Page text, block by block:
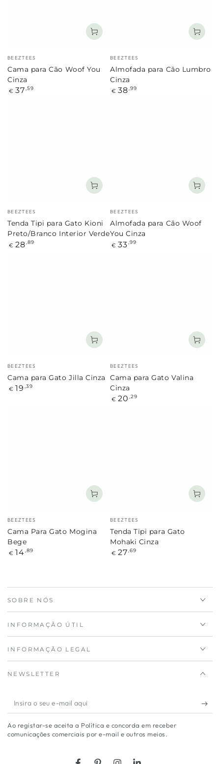
Marca:
BEEZTEES
Cama para Cão Woof You
Cinza
Preço
€ 37 ,59
Marca:
BEEZTEES
Almofada para Cão Lumbro
Cinza
Preço
€ 38 ,99
Marca:
BEEZTEES
Tenda Tipi para Gato Kioni
Preto/Branco Interior Verde
Preço
€ 28,89
Marca:
BEEZTEES
Almofada para Cão Woof
You Cinza
Preço
€ 33,99
Marca:
BEEZTEES
Cama para Gato Jilla Cinza
Preço
€ 19 ,39
Marca:
BEEZTEES
Cama para Gato Valina
Cinza
Preço
€ 20 ,29
Marca:
BEEZTEES
Cama Para Gato Mogina
Bege
Preço
€ 14 ,89
Marca:
BEEZTEES
Tenda Tipi para Gato
Mohaki Cinza
Preço
€ 27 ,69
SOBRE NÓS
INFORMAÇÃO ÚTIL
INFORMAÇÃO LEGAL
NEWSLETTER
Insira
o
seu
Ao registar-se aceita a Política e concorda em receber
comunicações comerciais por e-mail e outros meios.